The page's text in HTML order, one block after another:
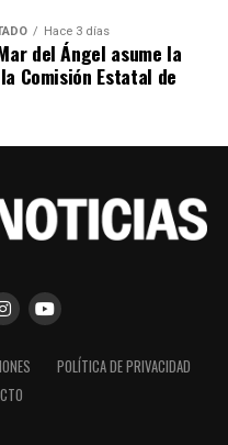
Hace 3 días
del Ángel asume la
Comisión Estatal de
POLÍTICA DE PRIVACIDAD